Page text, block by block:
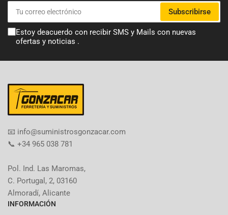
Tu
correo
electrónico
Subscribirse
Estoy deacuerdo con recibir SMS y Mails con nuevas
ofertas y noticias .
​📧​ info@suministrosgonzacar.com
📞 +34 965 038 781
Pol. Ind. Las Maromas,
C. Portugal, 2, 03160
Almoradí, Alicante
INFORMACIÓN